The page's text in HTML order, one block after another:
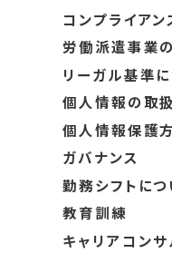
コンプライアン
労働派遣事業
リーガル基準
個人情報の取
個人情報保護
ガバナンス
勤務シフトにつ
教育訓練
キャリアコン